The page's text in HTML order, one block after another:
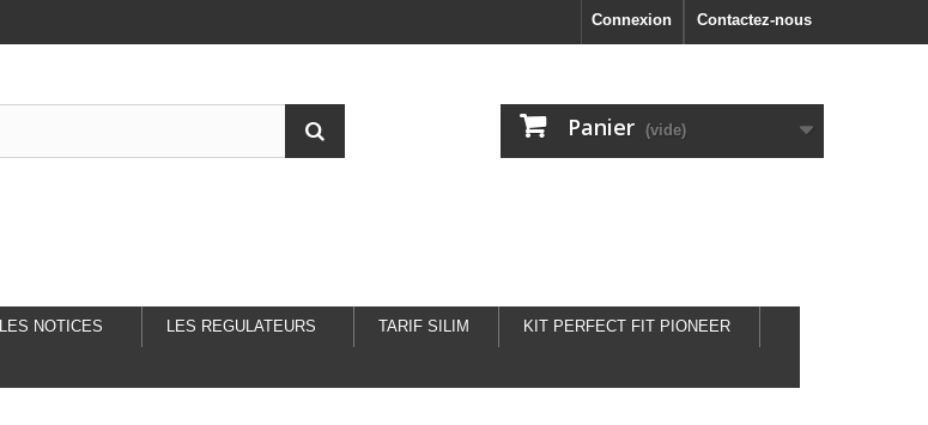
Contactez-nous
Connexion
Panier (vide)
LES NOTICES LES REGULATEURS TARIF SILIM KIT PERFECT FIT PIONEER